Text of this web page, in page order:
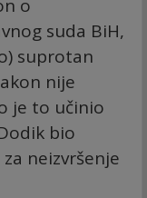
o
suda BiH,
suprotan
nije
je to učinio
bio
neizvršenje